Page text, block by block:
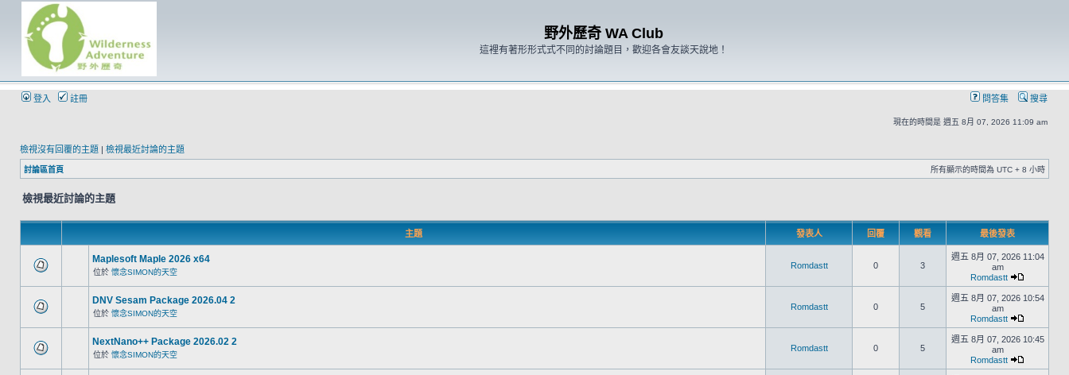
野外歷奇 WA Club
這裡有著形形式式不同的討論題目，歡迎各會友談天說地！
登入 註冊 問答集 搜尋
現在的時間是 週五 8月 07, 2026 11:09 am
檢視沒有回覆的主題 | 檢視最近討論的主題
討論區首頁 所有顯示的時間為 UTC + 8 小時
檢視最近討論的主題
主題 發表人 回覆 觀看 最後發表
Maplesoft Maple 2026 x64
位於 懷念SIMON的天空
Romdastt 0 3
週五 8月 07, 2026 11:04
am
Romdastt
DNV Sesam Package 2026.04 2
位於 懷念SIMON的天空
Romdastt 0 5
週五 8月 07, 2026 10:54
am
Romdastt
NextNano++ Package 2026.02 2
位於 懷念SIMON的天空
Romdastt 0 5
週五 8月 07, 2026 10:45
am
Romdastt